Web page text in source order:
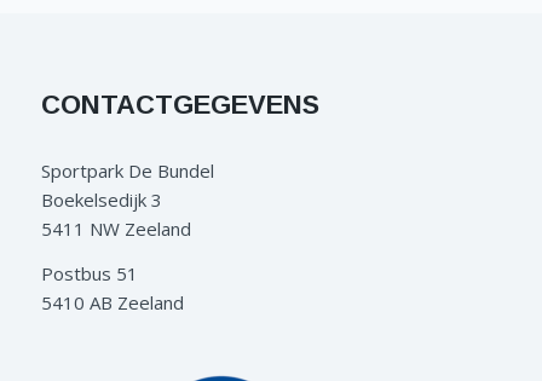
CONTACTGEGEVENS
Sportpark De Bundel
Boekelsedijk 3
5411 NW Zeeland
Postbus 51
5410 AB Zeeland